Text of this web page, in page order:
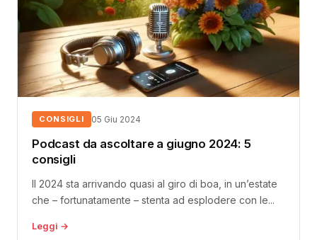
CONSIGLI 05 Giu 2024
Podcast da ascoltare a giugno 2024: 5
consigli
Il 2024 sta arrivando quasi al giro di boa, in un’estate
che – fortunatamente – stenta ad esplodere con le...
Leggi →